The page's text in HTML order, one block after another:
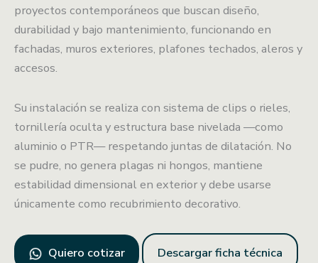
proyectos contemporáneos que buscan diseño,
durabilidad y bajo mantenimiento, funcionando en
fachadas, muros exteriores, plafones techados, aleros y
accesos.
Su instalación se realiza con sistema de clips o rieles,
tornillería oculta y estructura base nivelada —como
aluminio o PTR— respetando juntas de dilatación. No
se pudre, no genera plagas ni hongos, mantiene
estabilidad dimensional en exterior y debe usarse
únicamente como recubrimiento decorativo.
Quiero cotizar Descargar ficha técnica